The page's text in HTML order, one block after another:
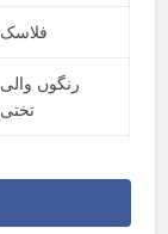
فلاسک
رنگوں والی
تختی